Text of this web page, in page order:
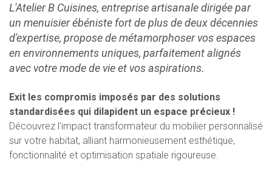
L'Atelier B Cuisines, entreprise artisanale dirigée par
un menuisier ébéniste fort de plus de deux décennies
d'expertise, propose de métamorphoser vos espaces
en environnements uniques, parfaitement alignés
avec votre mode de vie et vos aspirations.
Exit les compromis imposés par des solutions
standardisées qui dilapident un espace précieux !
Découvrez l'impact transformateur du mobilier personnalisé
sur votre habitat, alliant harmonieusement esthétique,
fonctionnalité et optimisation spatiale rigoureuse.